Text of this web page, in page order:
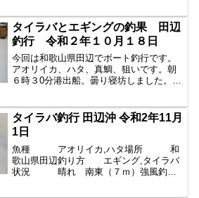
タイラバとエギングの釣果 田辺
釣行 令和２年１０月１８日
今回は和歌山県田辺でボート釣行です。
アオリイカ、ハタ、真鯛、狙いです。朝
６時３0分港出船。曇り寝坊しました。１
す。エギング港出て、３分でポイント到
着。実はポイントってしらないんです。
まーこの辺でやってみようかなみたいな
感じ。水深は１０ｍ～１５ｍ。さっそく
エギを投入！！あれ・・・エギを落とし
た瞬間何かがエギにアタック、ん、あ
タイラバ釣行 田辺沖 令和2年11月
1日
魚種 アオリイカ,ハタ場所 和
歌山県田辺釣り方 エギング,タイラバ
状況 晴れ 南東（７ｍ）強風釣り